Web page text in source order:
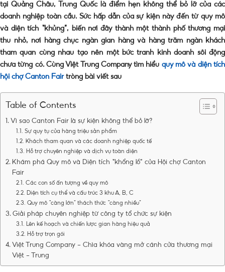
tại Quảng Châu, Trung Quốc là điểm hẹn không thể bỏ lỡ của các
doanh nghiệp toàn cầu. Sức hấp dẫn của sự kiện này đến từ quy mô
và diện tích “khủng”, biến nơi đây thành một thành phố thương mại
thu nhỏ, nơi hàng chục ngàn gian hàng và hàng trăm ngàn khách
tham quan cùng nhau tạo nên một bức tranh kinh doanh sôi động
chưa từng có. Cùng Việt Trung Company tìm hiểu quy mô và diện tích
hội chợ Canton Fairtròng bài viết sau
Table of Contents
Vì sao Canton Fair là sự kiện không thể bỏ lỡ?
Sự quy tụ của hàng triệu sản phẩm
Khách tham quan và các doanh nghiệp quốc tế
Hỗ trợ chuyên nghiệp và dịch vụ toàn diện
Khám phá Quy mô và Diện tích “khổng lồ” của Hội chợ Canton
Fair
Các con số ấn tượng về quy mô
Diện tích cụ thể và cấu trúc 3 khu A, B, C
Quy mô “càng lớn” thách thức “càng nhiều”
Giải pháp chuyên nghiệp từ công ty tổ chức sự kiện
Lên kế hoạch và chiến lược gian hàng hiệu quả
Hỗ trợ trọn gói
Việt Trung Company – Chìa khóa vàng mở cánh cửa thương mại
Việt – Trung